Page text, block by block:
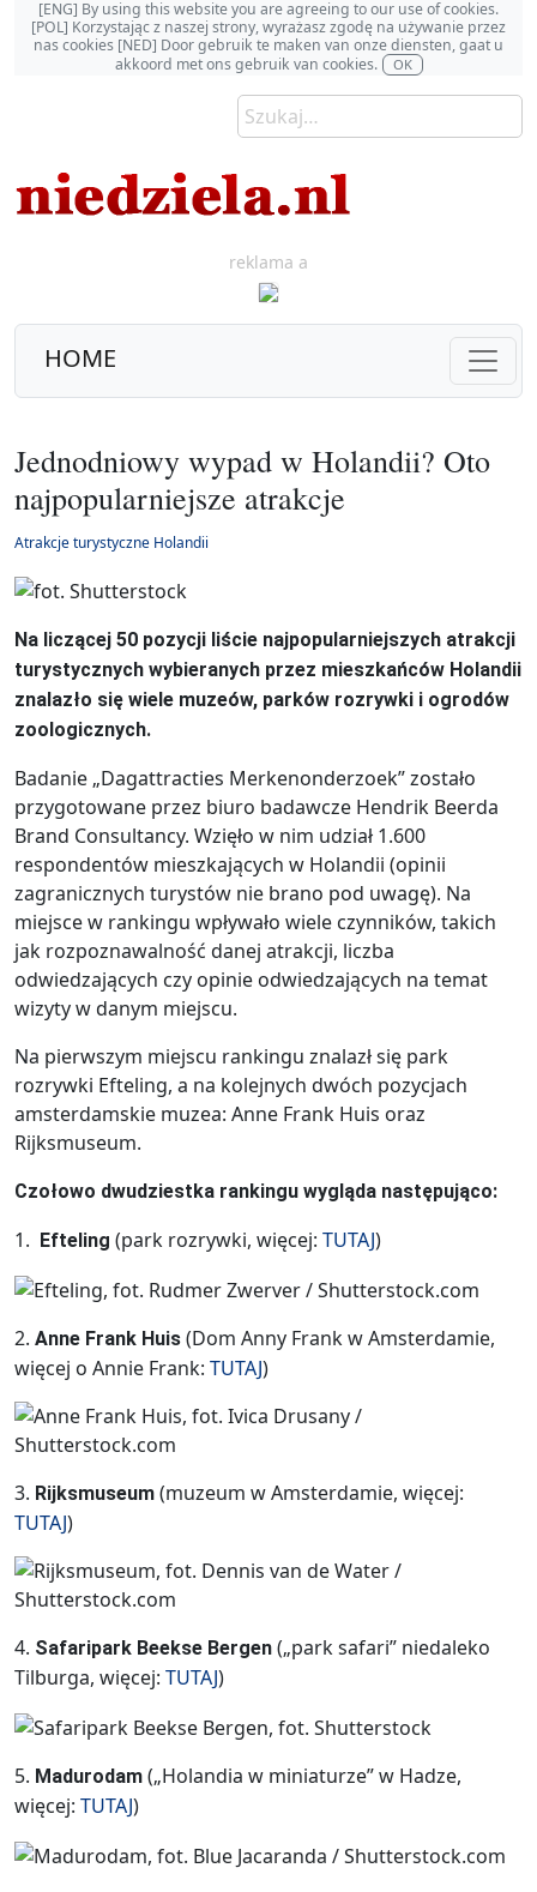
[ENG] By using this website you are agreeing to our use of cookies.
[POL] Korzystając z naszej strony, wyrażasz zgodę na używanie przez
nas cookies [NED] Door gebruik te maken van onze diensten, gaat u
akkoord met ons gebruik van cookies.
OK
reklama a
HOME
Jednodniowy wypad w Holandii? Oto
najpopularniejsze atrakcje
Atrakcje turystyczne Holandii
Na liczącej 50 pozycji liście najpopularniejszych atrakcji
turystycznych wybieranych przez mieszkańców Holandii
znalazło się wiele muzeów, parków rozrywki i ogrodów
zoologicznych.
Badanie „Dagattracties Merkenonderzoek” zostało
przygotowane przez biuro badawcze Hendrik Beerda
Brand Consultancy. Wzięło w nim udział 1.600
respondentów mieszkających w Holandii (opinii
zagranicznych turystów nie brano pod uwagę). Na
miejsce w rankingu wpływało wiele czynników, takich
jak rozpoznawalność danej atrakcji, liczba
odwiedzających czy opinie odwiedzających na temat
wizyty w danym miejscu.
Na pierwszym miejscu rankingu znalazł się park
rozrywki Efteling, a na kolejnych dwóch pozycjach
amsterdamskie muzea: Anne Frank Huis oraz
Rijksmuseum.
Czołowo dwudziestka rankingu wygląda następująco:
1. Efteling (park rozrywki, więcej: TUTAJ)
2. Anne Frank Huis (Dom Anny Frank w Amsterdamie,
więcej o Annie Frank: TUTAJ)
3. Rijksmuseum (muzeum w Amsterdamie, więcej:
TUTAJ)
4. Safaripark Beekse Bergen („park safari” niedaleko
Tilburga, więcej: TUTAJ)
5. Madurodam („Holandia w miniaturze” w Hadze,
więcej: TUTAJ)